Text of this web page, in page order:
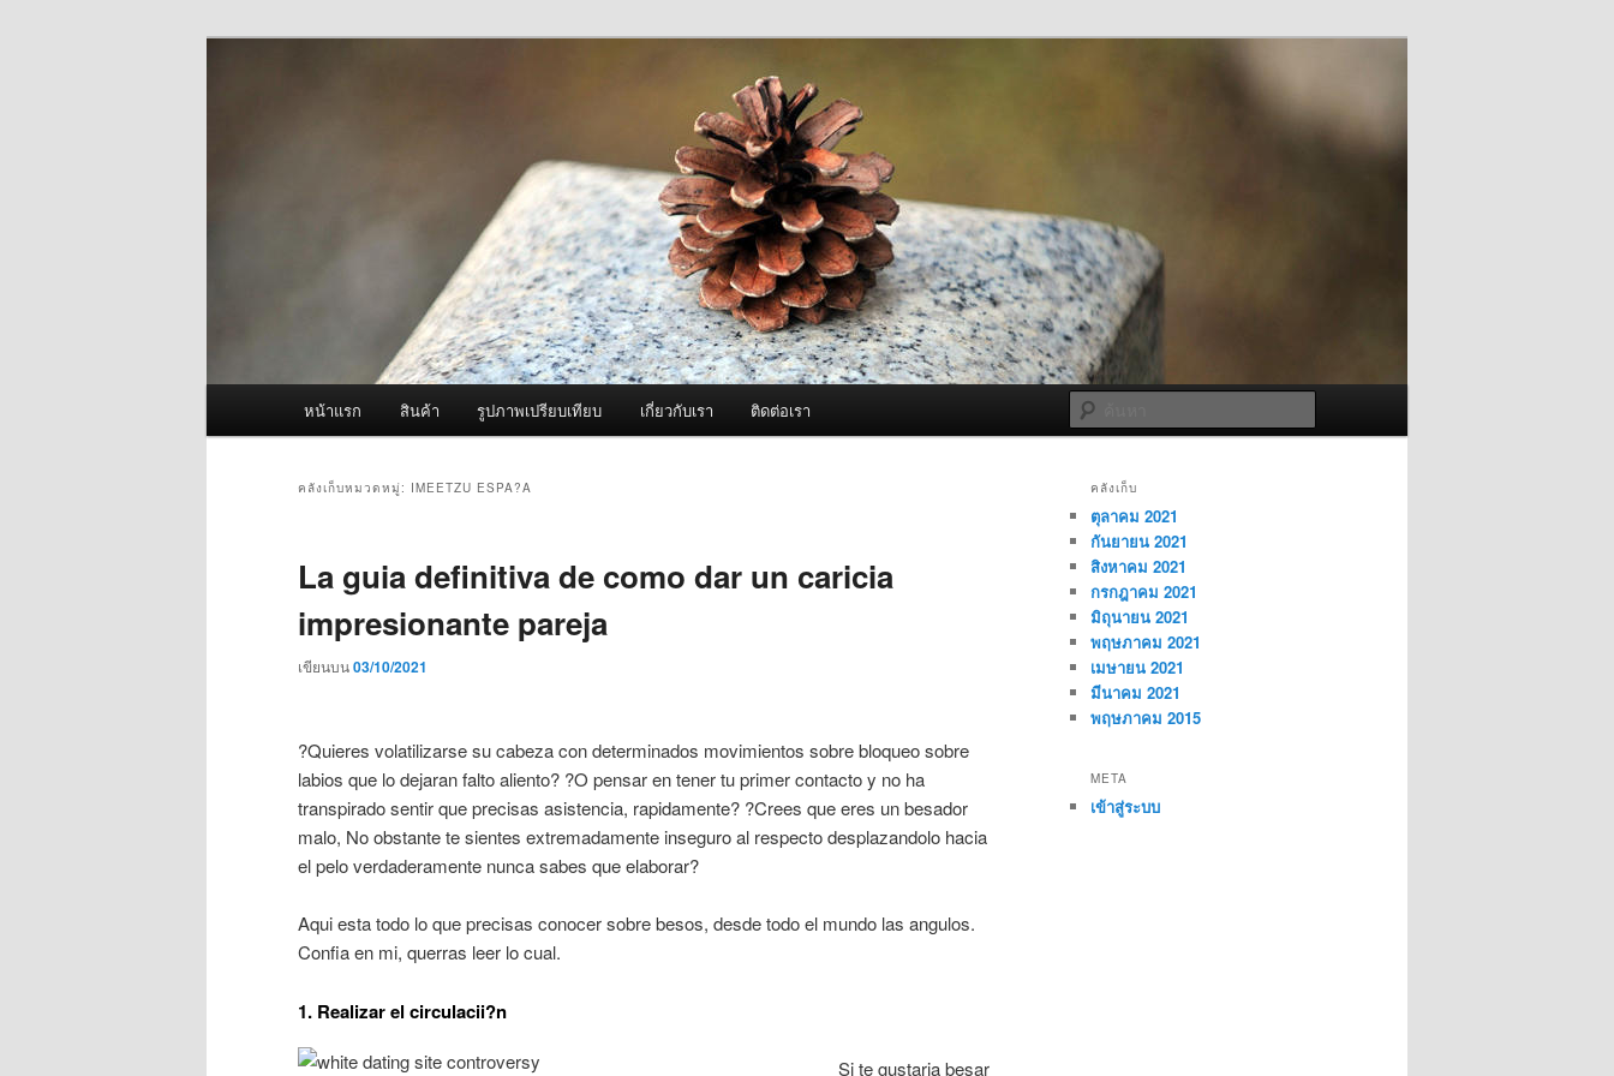
ผู้นำเข้าเครื่องพ่นหมอกควัน Best Fogger /
Fogger One และ อะไหล่
หน้าแรก สินค้า รูปภาพเปรียบเทียบ เกี่ยวกับเรา ติดต่อเรา
คลังเก็บหมวดหมู่: IMEETZU ESPA?A
La guia definitiva de como dar un caricia
impresionante pareja
เขียนบน03/10/2021
?Quieres volatilizarse su cabeza con determinados movimientos sobre bloqueo sobre
labios que lo dejaran falto aliento? ?O pensar en tener tu primer contacto y no ha
transpirado sentir que precisas asistencia, rapidamente? ?Crees que eres un besador
malo, No obstante te sientes extremadamente inseguro al respecto desplazandolo hacia
el pelo verdaderamente nunca sabes que elaborar?
Aqui esta todo lo que precisas conocer sobre besos, desde todo el mundo las angulos.
Confia en mi, querras leer lo cual.
1. Realizar el circulacii?n
Si te gustaria besar
คลังเก็บ
ตุลาคม 2021
กันยายน 2021
สิงหาคม 2021
กรกฎาคม 2021
มิถุนายน 2021
พฤษภาคม 2021
เมษายน 2021
มีนาคม 2021
พฤษภาคม 2015
META
เข้าสู่ระบบ